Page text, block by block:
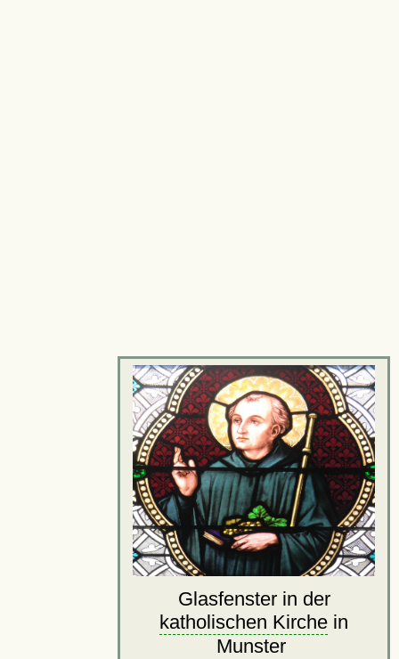
Glasfenster in der
katholischen Kirche in
Munster